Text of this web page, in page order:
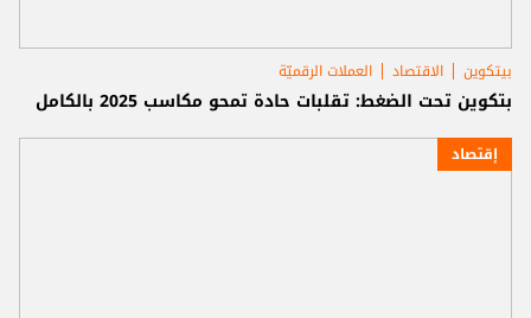
بيتكوين الاقتصاد العملات الرقميّة
بتكوين تحت الضغط: تقلبات حادة تمحو مكاسب 2025 بالكامل
إقتصاد